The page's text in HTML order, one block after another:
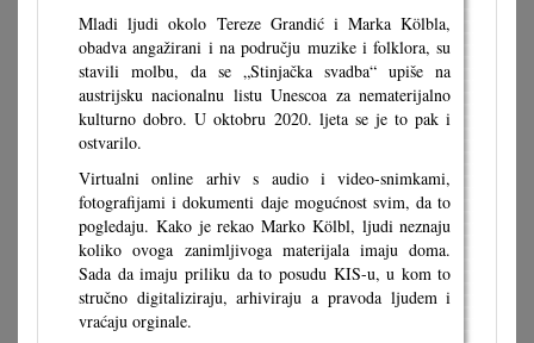
Mladi ljudi okolo Tereze Grandić i Marka Kölbla,
obadva angažirani i na području muzike i folklora, su
stavili molbu, da se „Stinjačka svadba“ upiše na
austrijsku nacionalnu listu Unescoa za nematerijalno
kulturno dobro. U oktobru 2020. ljeta se je to pak i
ostvarilo.
Virtualni online arhiv s audio i video-snimkami,
fotografijami i dokumenti daje mogućnost svim, da to
pogledaju. Kako je rekao Marko Kölbl, ljudi neznaju
koliko ovoga zanimljivoga materijala imaju doma.
Sada da imaju priliku da to posudu KIS-u, u kom to
stručno digitaliziraju, arhiviraju a pravoda ljudem i
vraćaju orginale.